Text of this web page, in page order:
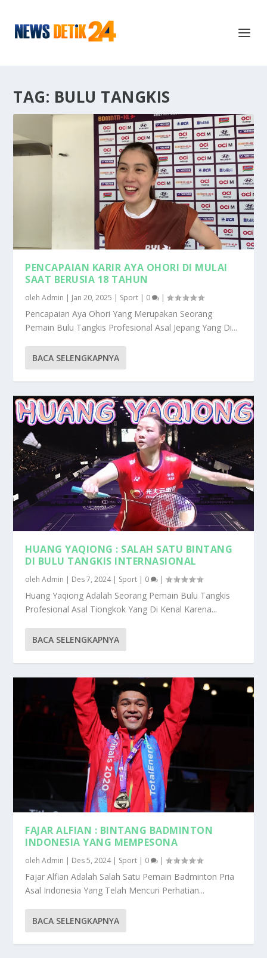
TAG: BULU TANGKIS
PENCAPAIAN KARIR AYA OHORI DI MULAI
SAAT BERUSIA 18 TAHUN
olehAdmin | Jan 20, 2025 | Sport | 0 |
Pencapaian Aya Ohori Yang Merupakan Seorang
Pemain Bulu Tangkis Profesional Asal Jepang Yang Di...
BACA SELENGKAPNYA
HUANG YAQIONG : SALAH SATU BINTANG
DI BULU TANGKIS INTERNASIONAL
olehAdmin | Des 7, 2024| Sport | 0 |
Huang Yaqiong Adalah Seorang Pemain Bulu Tangkis
Profesional Asal Tiongkok Yang Di Kenal Karena...
BACA SELENGKAPNYA
FAJAR ALFIAN : BINTANG BADMINTON
INDONESIA YANG MEMPESONA
olehAdmin | Des 5, 2024| Sport | 0 |
Fajar Alfian Adalah Salah Satu Pemain Badminton Pria
Asal Indonesia Yang Telah Mencuri Perhatian...
BACA SELENGKAPNYA